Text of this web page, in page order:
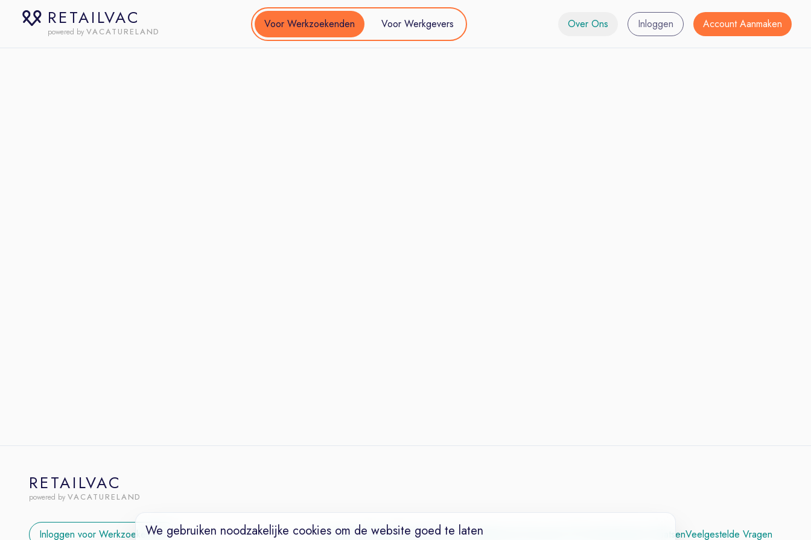
RETAILVAC
powered by VACATURELAND
Voor Werkzoekenden Voor Werkgevers Over Ons Inloggen Account Aanmaken
RETAILVAC
powered by VACATURELAND
Inloggen voor Werkzoekenden VacaturesNichesWerkgeversOver OnsMaak een Succesvol CV Vacature PlaatsenVeelgestelde Vragen
We gebruiken noodzakelijke cookies om de website goed te laten